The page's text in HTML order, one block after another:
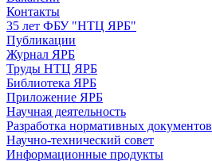
Контакты
35 лет ФБУ "НТЦ ЯРБ"
Публикации
Журнал ЯРБ
Труды НТЦ ЯРБ
Библиотека ЯРБ
Приложение ЯРБ
Научная деятельность
Разработка нормативных документов
Научно-технический совет
Информационные продукты